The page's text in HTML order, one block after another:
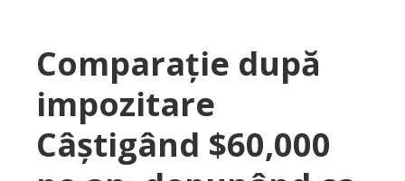
Comparație după
impozitare
Câștigând $60,000